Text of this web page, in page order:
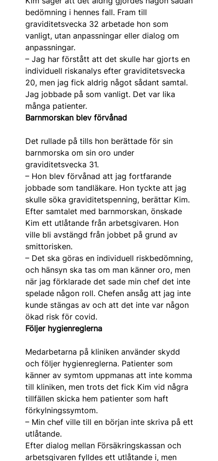
bedömning i hennes fall. Fram till
graviditetsvecka 32 arbetade hon som
vanligt, utan anpassningar eller dialog om
anpassningar.
– Jag har förstått att det skulle har gjorts en
individuell riskanalys efter graviditetsvecka
20, men jag fick aldrig något sådant samtal.
Jag jobbade på som vanligt. Det var lika
många patienter.
Barnmorskan blev förvånad
Det rullade på tills hon berättade för sin
barnmorska om sin oro under
graviditetsvecka 31.
– Hon blev förvånad att jag fortfarande
jobbade som tandläkare. Hon tyckte att jag
skulle söka graviditetspenning, berättar Kim.
Efter samtalet med barnmorskan, önskade
Kim ett utlåtande från arbetsgivaren. Hon
ville bli avstängd från jobbet på grund av
smittorisken.
– Det ska göras en individuell riskbedömning,
och hänsyn ska tas om man känner oro, men
när jag förklarade det sade min chef det inte
spelade någon roll. Chefen ansåg att jag inte
kunde stängas av och att det inte var någon
ökad risk för covid.
Följer hygienreglerna
Medarbetarna på kliniken använder skydd
och följer hygienreglerna. Patienter som
känner av symtom uppmanas att inte komma
till kliniken, men trots det fick Kim vid några
tillfällen skicka hem patienter som haft
förkylningssymtom.
– Min chef ville till en början inte skriva på ett
utlåtande.
Efter dialog mellan Försäkringskassan och
arbetsgivaren fylldes ett utlåtande i, men